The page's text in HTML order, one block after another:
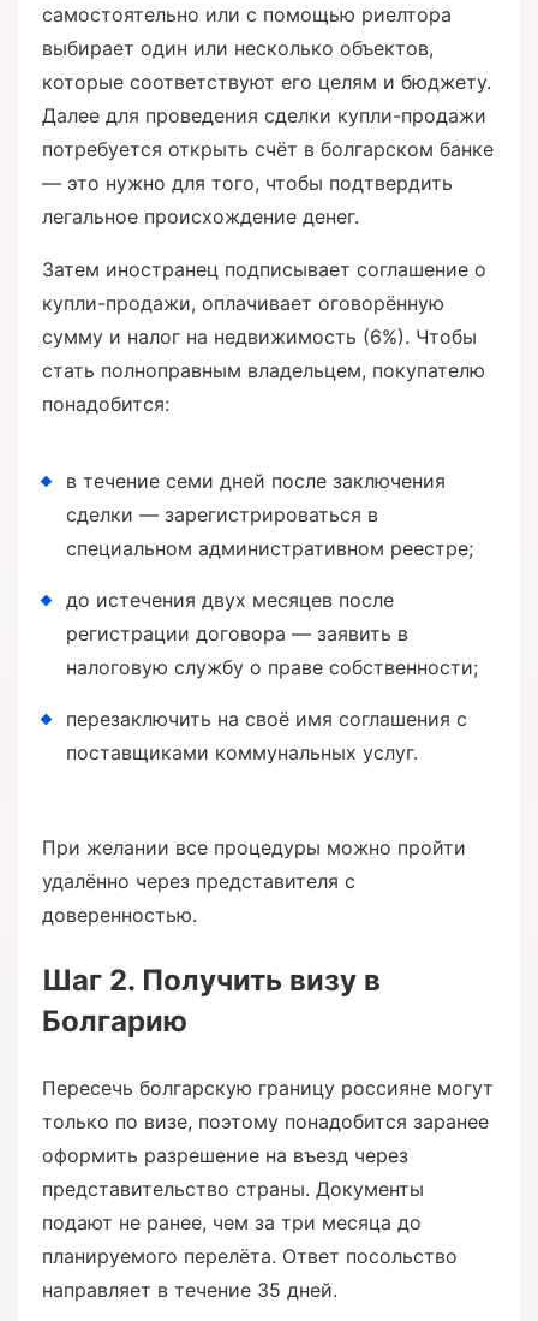
самостоятельно или с помощью риелтора
выбирает один или несколько объектов,
которые соответствуют его целям и бюджету.
Далее для проведения сделки купли-продажи
потребуется открыть счёт в болгарском банке
— это нужно для того, чтобы подтвердить
легальное происхождение денег.
Затем иностранец подписывает соглашение о
купли-продажи, оплачивает оговорённую
сумму и налог на недвижимость (6%). Чтобы
стать полноправным владельцем, покупателю
понадобится:
в течение семи дней после заключения
сделки — зарегистрироваться в
специальном административном реестре;
до истечения двух месяцев после
регистрации договора — заявить в
налоговую службу о праве собственности;
перезаключить на своё имя соглашения с
поставщиками коммунальных услуг.
При желании все процедуры можно пройти
удалённо через представителя с
доверенностью.
Шаг 2. Получить визу в
Болгарию
Пересечь болгарскую границу россияне могут
только по визе, поэтому понадобится заранее
оформить разрешение на въезд через
представительство страны. Документы
подают не ранее, чем за три месяца до
планируемого перелёта. Ответ посольство
направляет в течение 35 дней.